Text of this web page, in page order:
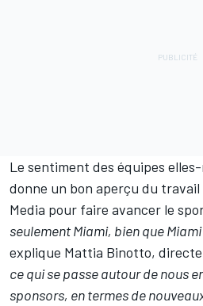
Le sentiment des équipes
donne un bon aperçu du
Media pour faire avancer le
seulement Miami, bien que
explique Mattia Binotto,
ce qui se passe autour de nous
sponsors, en termes de